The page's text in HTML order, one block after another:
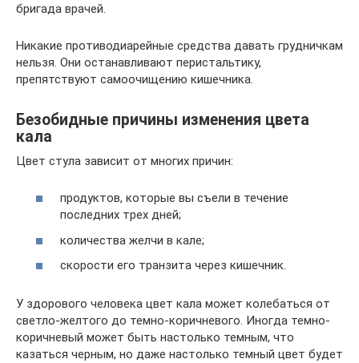
бригада врачей.
Никакие противодиарейные средства давать грудничкам
нельзя. Они останавливают перистальтику,
препятствуют самоочищению кишечника.
Безобидные причины изменения цвета
кала
Цвет стула зависит от многих причин:
продуктов, которые вы съели в течение
последних трех дней;
количества желчи в кале;
скорости его транзита через кишечник.
У здорового человека цвет кала может колебаться от
светло-желтого до темно-коричневого. Иногда темно-
коричневый может быть настолько темным, что
казаться черным, но даже настолько темный цвет будет